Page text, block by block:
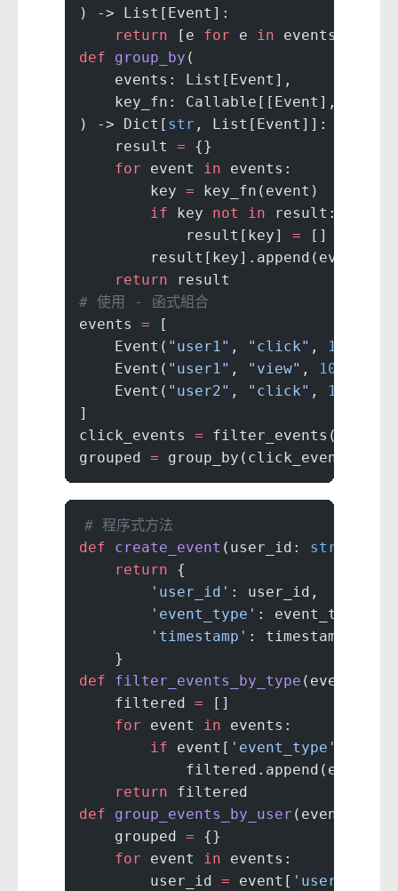
) -> List[Event]:
    return
[e for e in events
def group_by (
    events: List[Event],
    key_fn: Callable[[Event],
) -> Dict[ str , List[Event]]:
    result
= {}
    for
event in events:
        key
= key_fn(event)
        if
key not in result:
            result[key]
= []
        result[key].append(event)
    return
result
# 使用 - 函式組合
events = [
    Event(
"user1" , "click" , 1000
    Event(
"user1" , "view" , 1001
    Event(
"user2" , "click" , 1002
]
click_events =
grouped = group_by(click_events,
# 程序式方法
def create_event (user_id: str
    return
{
        'user_id'
: user_id,
        'event_type'
: event_type,
        'timestamp'
: timestamp
    }
def filter_events_by_type (events:
    filtered
= []
    for
event in events:
        if
event[ 'event_type'
            filtered.append(event)
    return
filtered
def group_events_by_user (events:
    grouped
= {}
    for
event in events:
        user_id
= event[ 'user_id'